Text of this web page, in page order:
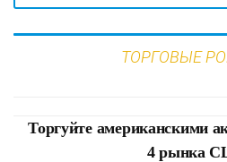
ТОРГОВЫЕ
Торгуйте американскими
4 рынка